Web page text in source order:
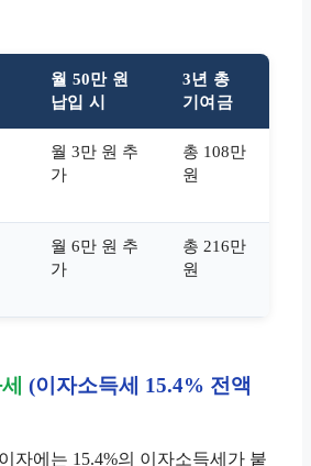
월 50만 원
납입 시
3년 총
기여금
월 3만 원 추
가
총 108만
원
월 6만 원 추
가
총 216만
원
(이자소득세 15.4% 전액
자에는 15.4%의 이자소득세가 붙